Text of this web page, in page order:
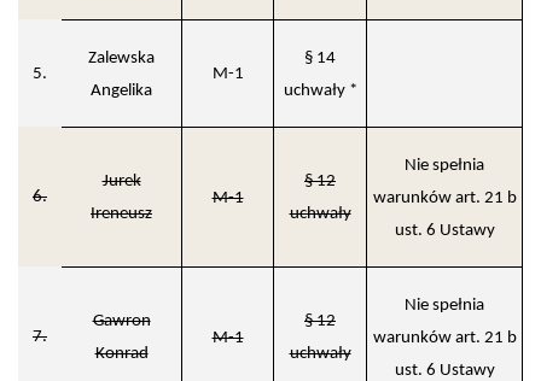
5.
Zalewska
Angelika
M-1
§ 14
uchwały *
6.
Jurek
Ireneusz
M-1
§ 12
uchwały
Nie spełnia
warunków art. 21 b
ust. 6 Ustawy
7.
Gawron
Konrad
M-1
§ 12
uchwały
Nie spełnia
warunków art. 21 b
ust. 6 Ustawy